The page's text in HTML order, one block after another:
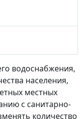
водоснабжения,
населения,
местных
с санитарно-
количество